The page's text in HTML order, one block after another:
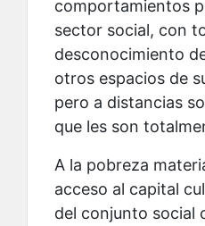
comportamientos
sector social, con
desconocimiento
otros espacios de
pero a distancias
que les son
A la pobreza
acceso al capital
del conjunto social